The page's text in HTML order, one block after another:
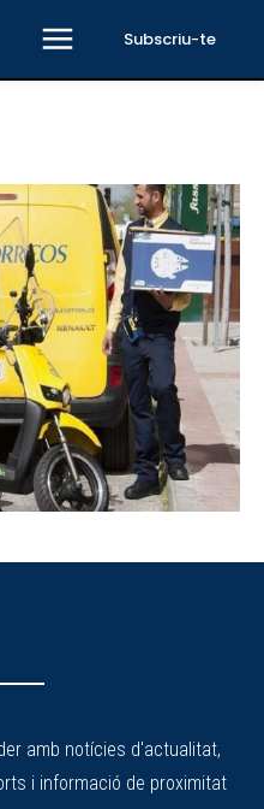
Subscriu-te
amb notícies d'actualitat,
i informació de proximitat